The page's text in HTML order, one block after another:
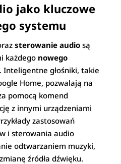
jako kluczowe
systemu
sterowanie audio są
każdego nowego
Inteligentne głośniki, takie
Home, pozwalają na
pomocą komend
z innymi urządzeniami
zastosowań
i sterowania audio
odtwarzaniem muzyki,
źródła dźwięku.